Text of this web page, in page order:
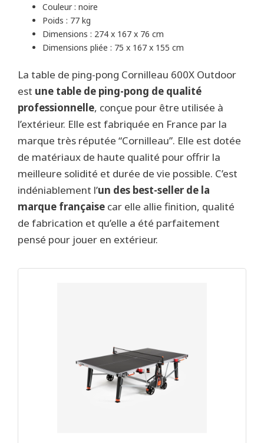
Couleur : noire
Poids : 77 kg
Dimensions : 274 x 167 x 76 cm
Dimensions pliée : 75 x 167 x 155 cm
La table de ping-pong Cornilleau 600X Outdoor
est une table de ping-pong de qualité
professionnelle, conçue pour être utilisée à
l’extérieur. Elle est fabriquée en France par la
marque très réputée “Cornilleau”. Elle est dotée
de matériaux de haute qualité pour offrir la
meilleure solidité et durée de vie possible. C’est
indéniablement l’un des best-seller de la
marque française car elle allie finition, qualité
de fabrication et qu’elle a été parfaitement
pensé pour jouer en extérieur.